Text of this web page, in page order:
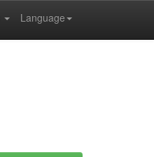
Language